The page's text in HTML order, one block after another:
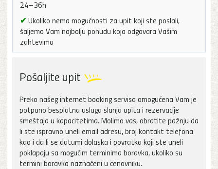
24–36h
✔ Ukoliko nema mogućnosti za upit koji ste poslali,
šaljemo Vam najbolju ponudu koja odgovara Vašim
zahtevima
Pošaljite upit
Preko našeg internet booking servisa omogućena Vam je
potpuno besplatna usluga slanja upita i rezervacije
smeštaja u kapacitetima. Molimo vas, obratite pažnju da
li ste ispravno uneli email adresu, broj kontakt telefona
kao i da li se datumi dolaska i povratka koji ste uneli
poklapaju sa mogućim terminima boravka, ukoliko su
termini boravka naznačeni u cenovniku.